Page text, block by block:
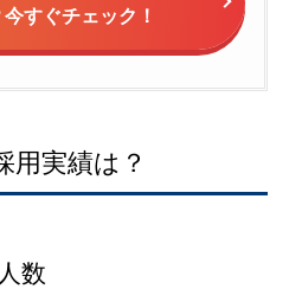
すぐチェック！
用実績は？
数